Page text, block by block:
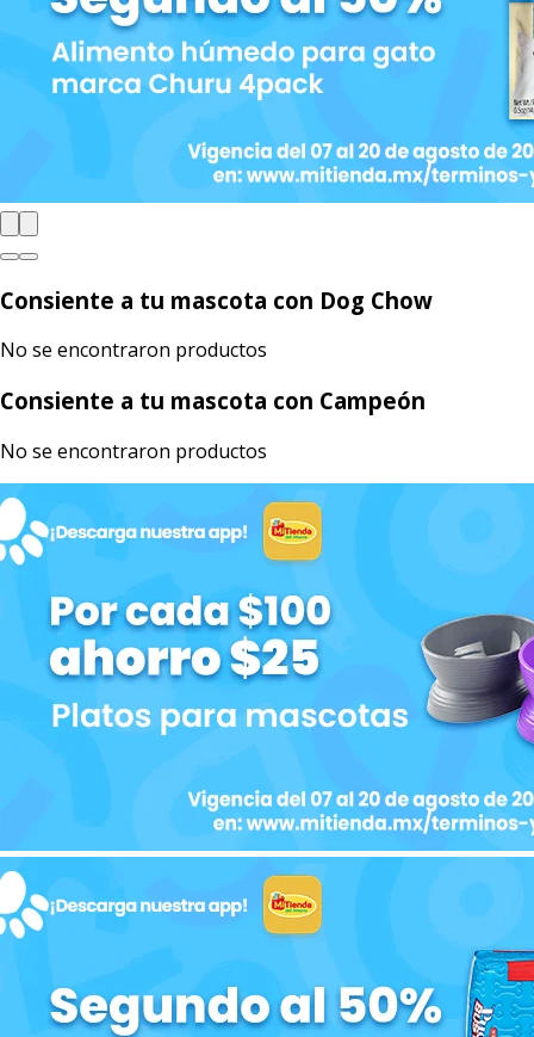
Consiente a tu mascota con Dog Chow
No se encontraron productos
Consiente a tu mascota con Campeón
No se encontraron productos